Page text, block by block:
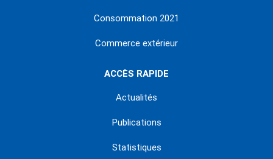
Consommation 2021
Commerce extérieur
ACCÈS RAPIDE
Actualités
Publications
Statistiques